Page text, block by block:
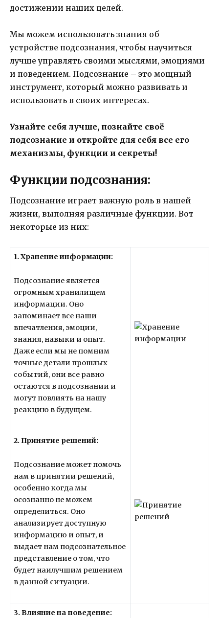
достижении наших целей.
Мы можем использовать знания об
устройстве подсознания, чтобы научиться
лучше управлять своими мыслями, эмоциями
и поведением. Подсознание – это мощный
инструмент, который можно развивать и
использовать в своих интересах.
Узнайте себя лучше, познайте своё
подсознание и откройте для себя все его
механизмы, функции и секреты!
Функции подсознания:
Подсознание играет важную роль в нашей
жизни, выполняя различные функции. Вот
некоторые из них:
1. Хранение информации:
Подсознание является
огромным хранилищем
информации. Оно
запоминает все наши
впечатления, эмоции,
знания, навыки и опыт.
Даже если мы не помним
точные детали прошлых
событий, они все равно
остаются в подсознании и
могут повлиять на нашу
реакцию в будущем.
2. Принятие решений:
Подсознание может помочь
нам в принятии решений,
особенно когда мы
осознанно не можем
определиться. Оно
анализирует доступную
информацию и опыт, и
выдает нам подсознательное
представление о том, что
будет наилучшим решением
в данной ситуации.
3. Влияние на поведение: